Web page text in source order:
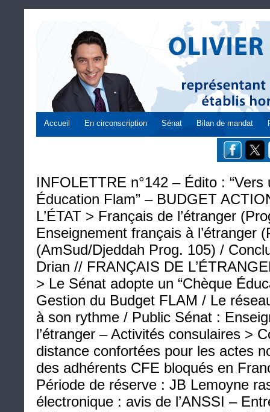
Accueil En circonscription Sénat Bilan de mandat
INFOLETTRE n°142 – Édito : “Vers
Éducation Flam” – BUDGET
L’ÉTAT > Français de l’étranger
Enseignement français à l’étranger
(AmSud/Djeddah Prog. 105) /
Drian // FRANÇAIS DE
> Le Sénat adopte un “Chèque
Gestion du Budget FLAM / Le
à son rythme / Public Sénat :
l’étranger – Activités consulaires >
distance confortées pour les actes
des adhérents CFE bloqués en
Période de réserve : JB Lemoyne
électronique : avis de l’ANSSI –